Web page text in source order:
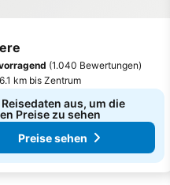
(1.040 Bewertungen)
km bis Zentrum
aus, um die
Preise zu sehen
Preise sehen